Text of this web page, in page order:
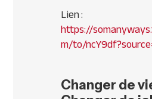
Lien :
https://
m/to/
Changer de